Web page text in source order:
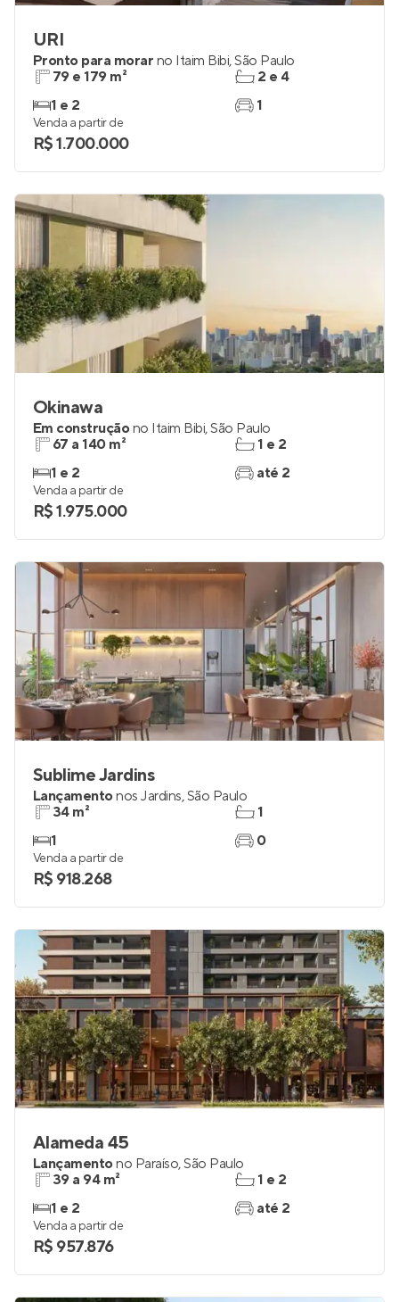
URI
Pronto para morar no Itaim Bibi,São Paulo
79 e 179 m²
1 e 2
2 e 4
1
Venda a partir de
R$ 1.700.000
Okinawa
Em construçãono Itaim Bibi,São Paulo
67 a 140 m²
1 e 2
1 e 2
até 2
Venda a partir de
R$ 1.975.000
Sublime Jardins
Lançamentonos Jardins,São Paulo
34 m²
1
1
0
Venda a partir de
R$ 918.268
Alameda 45
Lançamentono Paraíso,São Paulo
39 a 94 m²
1 e 2
1 e 2
até 2
Venda a partir de
R$ 957.876